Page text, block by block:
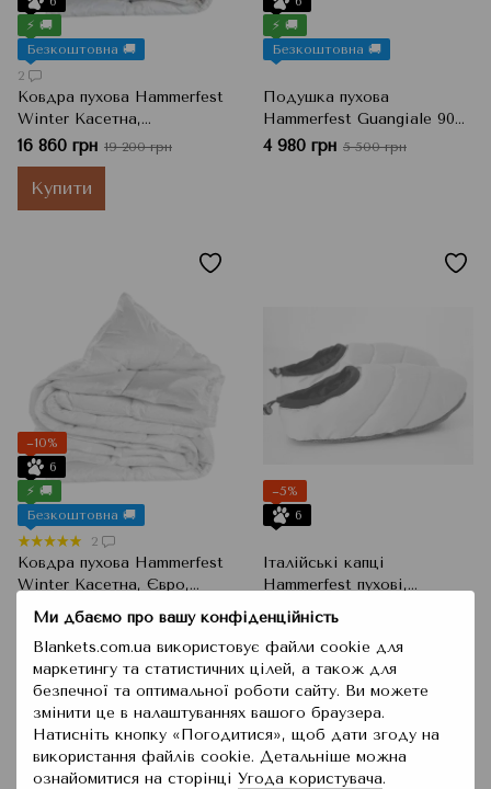
Ми дбаємо про вашу конфіденційність
Blankets.com.ua використовує файли cookie для
маркетингу та статистичних цілей, а також для
безпечної та оптимальної роботи сайту. Ви можете
змінити це в налаштуваннях вашого браузера.
Натисніть кнопку «Погодитися», щоб дати згоду на
використання файлів cookie. Детальніше можна
ознайомитися на сторінці Угода користувача.
⚡ 🚚
Безкоштовна 🚚
2
Ковдра пухова Hammerfest
Winter Касетна,
Полуторний, 155x220 см,
750 г
16 860 грн 19 200 грн
Купити
⚡ 🚚
Безкоштовна 🚚
Подушка пухова
Hammerfest Guangiale 90%
пух / 10% перо, 50x70 см,
4 980 грн 5 500 грн
−10%
6
⚡ 🚚
Безкоштовна 🚚
2
Ковдра пухова Hammerfest
Winter Касетна, Євро,
200x220 см, 970 г
20 340 грн 22 500 грн
−5%
6
Італійські капці
Hammerfest пухові,
Бежевий, 38/39
1 149 грн